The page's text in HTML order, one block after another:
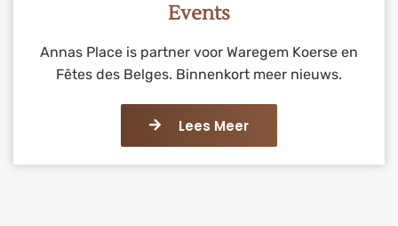
Events
Annas Place is partner voor Waregem Koerse en
Fêtes des Belges. Binnenkort meer nieuws.
Lees Meer